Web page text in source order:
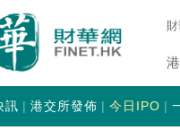
訊 港交所發佈 今日IPO